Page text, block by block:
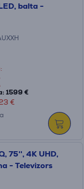
balta -
1599 €
€
75'', 4K UHD,
- Televizors